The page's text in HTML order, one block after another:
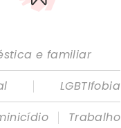
e familiar
|
LGBTIfobia
|
Trabalho